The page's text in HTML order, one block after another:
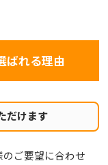
ばれる理由
だけます
ご要望に合わせ